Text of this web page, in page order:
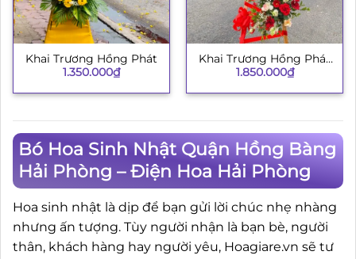
Khai Trương Hồng Phát
1.350.000₫
Khai Trương Hồng Phát
134
1.850.000₫
Bó Hoa Sinh Nhật Quận Hồng Bàng
Hải Phòng – Điện Hoa Hải Phòng
Hoa sinh nhật là dịp để bạn gửi lời chúc nhẹ nhàng
nhưng ấn tượng. Tùy người nhận là bạn bè, người
thân, khách hàng hay người yêu, Hoagiare.vn sẽ tư